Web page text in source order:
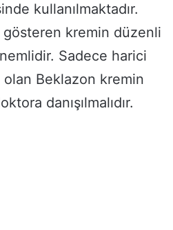
kullanılmaktadır.
gösteren kremin düzenli
Sadece harici
Beklazon kremin
danışılmalıdır.